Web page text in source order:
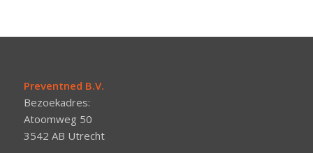
Preventned B.V.
Bezoekadres:
Atoomweg 50
3542 AB Utrecht